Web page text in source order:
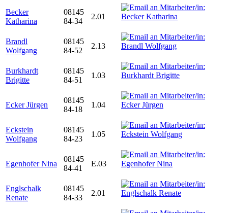
Becker
Katharina
08145
84-34
2.01
Brandl
Wolfgang
08145
84-52
2.13
Burkhardt
Brigitte
08145
84-51
1.03
Ecker Jürgen
08145
84-18
1.04
Eckstein
Wolfgang
08145
84-23
1.05
Egenhofer Nina
08145
84-41
E.03
Englschalk
Renate
08145
84-33
2.01